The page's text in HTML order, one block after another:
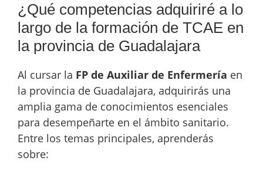
¿Qué competencias adquiriré a lo
largo de la formación de TCAE en
la provincia de Guadalajara
Al cursar la FP de Auxiliar de Enfermería en
la provincia de Guadalajara, adquirirás una
amplia gama de conocimientos esenciales
para desempeñarte en el ámbito sanitario.
Entre los temas principales, aprenderás
sobre: